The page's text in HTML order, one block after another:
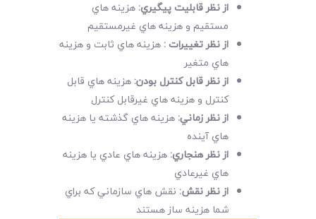
از نظر قابليت پيگيري: هزينه هاي
مستقيم و هزينه هاي غيرمستقيم
از نظر تغييرات : هزينه هاي ثابت و هزينه
هاي متغير
از نظر قابل کنترل بودن: هزينه هاي قابل
کنترل و هزينه هاي غيرقابل کنترل
از نظر زماني: هزينه هاي گذشته يا هزينه
هاي آينده
از نظر هنجاري: هزينه هاي عادي يا هزينه
هاي غيرعادي
از نظر نقش: نقش هاي سازماني که براي
شما هزينه ساز هستند